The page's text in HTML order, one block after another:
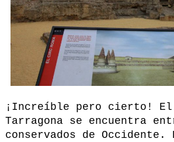
¡Increíble pero cierto!
Tarragona se encuentra
conservados de Occidente.